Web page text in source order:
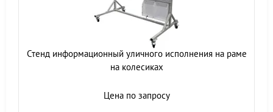
Стенд информационный уличного исполнения на раме
на колесиках
Цена по запросу